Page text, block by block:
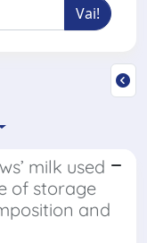
milk used
of storage
and